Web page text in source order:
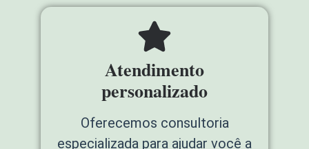
Atendimento
personalizado
Oferecemos consultoria
especializada para ajudar você a